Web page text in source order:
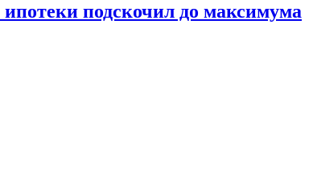
подскочил до максимума